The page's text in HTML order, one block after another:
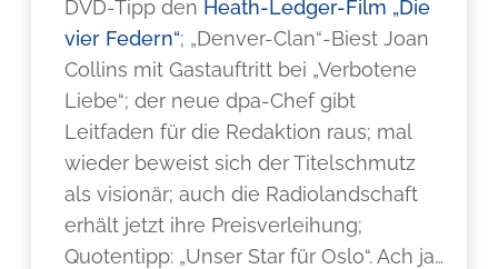
DVD-Tipp den Heath-Ledger-Film „Die
vier Federn“; „Denver-Clan“-Biest Joan
Collins mit Gastauftritt bei „Verbotene
Liebe“; der neue dpa-Chef gibt
Leitfaden für die Redaktion raus; mal
wieder beweist sich der Titelschmutz
als visionär; auch die Radiolandschaft
erhält jetzt ihre Preisverleihung;
Quotentipp: „Unser Star für Oslo“. Ach ja…